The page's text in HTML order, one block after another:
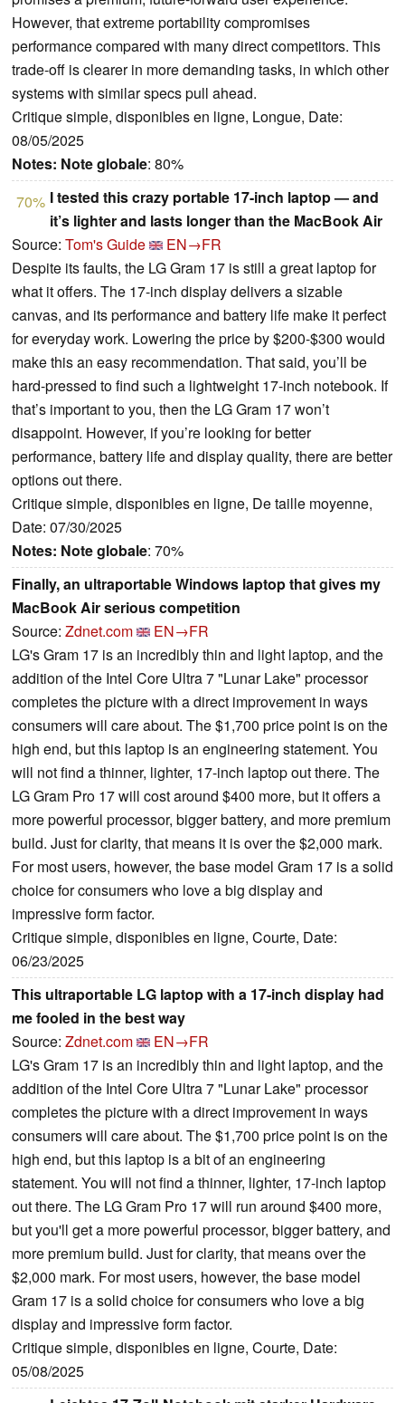
However, that extreme portability compromises
performance compared with many direct competitors. This
trade-off is clearer in more demanding tasks, in which other
systems with similar specs pull ahead.
Critique simple, disponibles en ligne, Longue, Date:
08/05/2025
Notes: Note globale: 80%
70% I tested this crazy portable 17-inch laptop — and
it’s lighter and lasts longer than the MacBook Air
Source: Tom's Guide
EN→FR
Despite its faults, the LG Gram 17 is still a great laptop for
what it offers. The 17-inch display delivers a sizable
canvas, and its performance and battery life make it perfect
for everyday work. Lowering the price by $200-$300 would
make this an easy recommendation. That said, you’ll be
hard-pressed to find such a lightweight 17-inch notebook. If
that’s important to you, then the LG Gram 17 won’t
disappoint. However, if you’re looking for better
performance, battery life and display quality, there are better
options out there.
Critique simple, disponibles en ligne, De taille moyenne,
Date: 07/30/2025
Notes: Note globale: 70%
Finally, an ultraportable Windows laptop that gives my
MacBook Air serious competition
Source: Zdnet.com
EN→FR
LG's Gram 17 is an incredibly thin and light laptop, and the
addition of the Intel Core Ultra 7 "Lunar Lake" processor
completes the picture with a direct improvement in ways
consumers will care about. The $1,700 price point is on the
high end, but this laptop is an engineering statement. You
will not find a thinner, lighter, 17-inch laptop out there. The
LG Gram Pro 17 will cost around $400 more, but it offers a
more powerful processor, bigger battery, and more premium
build. Just for clarity, that means it is over the $2,000 mark.
For most users, however, the base model Gram 17 is a solid
choice for consumers who love a big display and
impressive form factor.
Critique simple, disponibles en ligne, Courte, Date:
06/23/2025
This ultraportable LG laptop with a 17-inch display had
me fooled in the best way
Source: Zdnet.com
EN→FR
LG's Gram 17 is an incredibly thin and light laptop, and the
addition of the Intel Core Ultra 7 "Lunar Lake" processor
completes the picture with a direct improvement in ways
consumers will care about. The $1,700 price point is on the
high end, but this laptop is a bit of an engineering
statement. You will not find a thinner, lighter, 17-inch laptop
out there. The LG Gram Pro 17 will run around $400 more,
but you'll get a more powerful processor, bigger battery, and
more premium build. Just for clarity, that means over the
$2,000 mark. For most users, however, the base model
Gram 17 is a solid choice for consumers who love a big
display and impressive form factor.
Critique simple, disponibles en ligne, Courte, Date:
05/08/2025